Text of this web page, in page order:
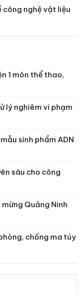
công nghệ vật liệu
1 môn thể thao,
lý nghiêm vi phạm
sinh phẩm ADN
sâu cho công
Quảng Ninh
chống ma túy